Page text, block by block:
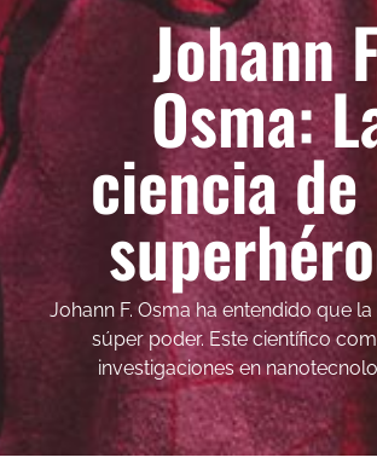
Johann
Osma:
ciencia
Johann F. Osma ha entendido que
súper poder. Este científico
investigaciones en